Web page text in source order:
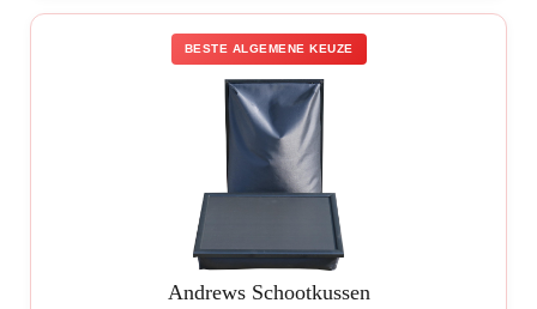
BESTE ALGEMENE KEUZE
Andrews Schootkussen